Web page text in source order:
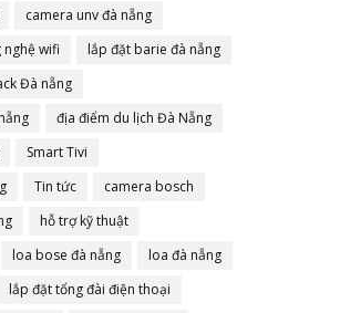
camera unv đà nẵng
nghệ wifi
lắp đặt barie đà nẵng
Đà nẵng
địa điểm du lịch Đà Nẵng
Smart Tivi
Tin tức
camera bosch
hỗ trợ kỹ thuật
loa bose đà nẵng
loa đà nẵng
lắp đặt tổng đài điện thoại